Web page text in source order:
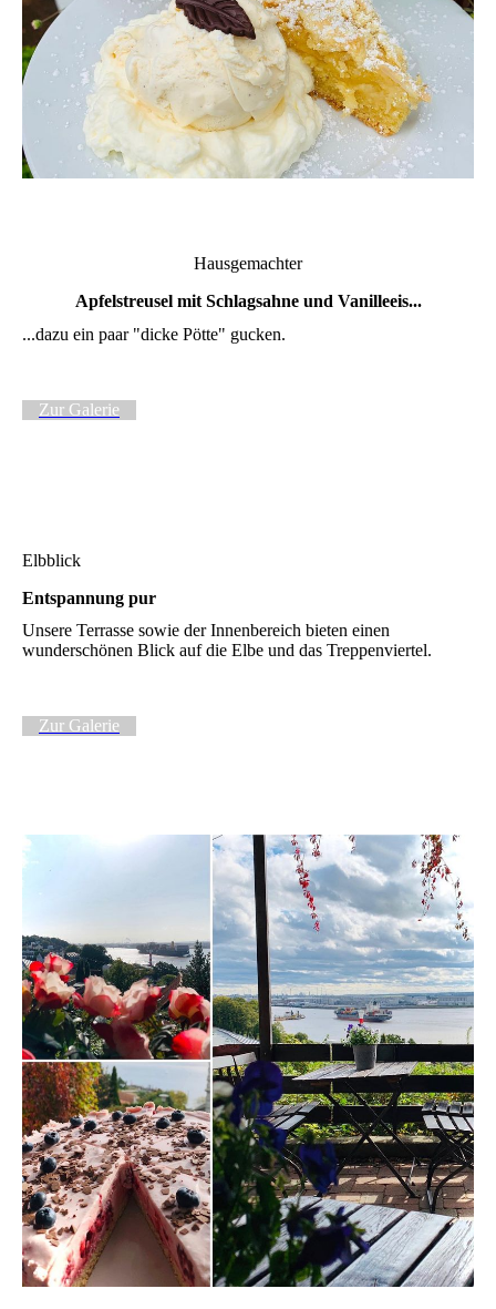
Hausgemachter
Apfelstreusel mit Schlagsahne und Vanilleeis...
...dazu ein paar "dicke Pötte" gucken.
Zur Galerie
Elbblick
Entspannung pur
Unsere Terrasse sowie der Innenbereich bieten einen
wunderschönen Blick auf die Elbe und das Treppenviertel.
Zur Galerie